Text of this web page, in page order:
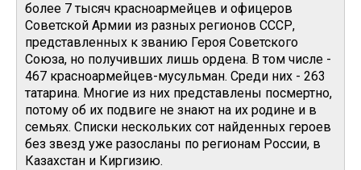
более 7 тысяч красноармейцев и офицеров
Советской Армии из разных регионов СССР,
представленных к званию Героя Советского
Союза, но получивших лишь ордена. В том числе -
467 красноармейцев-мусульман. Среди них - 263
татарина. Многие из них представлены посмертно,
потому об их подвиге не знают на их родине и в
семьях. Списки нескольких сот найденных героев
без звезд уже разосланы по регионам России, в
Казахстан и Киргизию.